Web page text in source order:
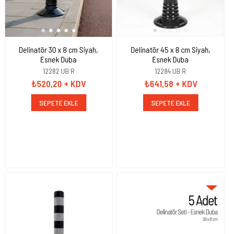
Delinatör 30 x 8 cm Siyah,
Esnek Duba
12282 UB R
₺520,20 + KDV
SEPETE EKLE
Delinatör 45 x 8 cm Siyah,
Esnek Duba
12284 UB R
₺641,58 + KDV
SEPETE EKLE